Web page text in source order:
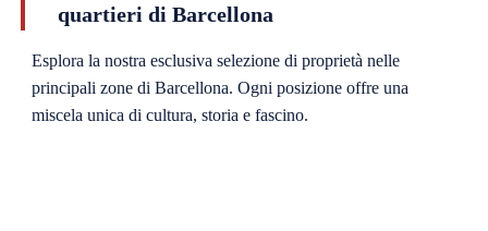
quartieri di Barcellona
Esplora la nostra esclusiva selezione di proprietà nelle
principali zone di Barcellona. Ogni posizione offre una
miscela unica di cultura, storia e fascino.